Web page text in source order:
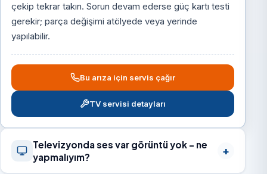
çekip tekrar takın. Sorun devam ederse güç kartı testi
gerekir; parça değişimi atölyede veya yerinde
yapılabilir.
Bu arıza için servis çağır
TV servisi detayları
Televizyonda ses var görüntü yok – ne
yapmalıyım?